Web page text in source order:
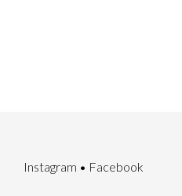
Instagram • Facebook